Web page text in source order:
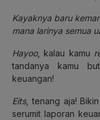
Kayaknya baru
mana larinya semua
Hayoo, kalau kamu
tandanya kamu
keuangan!
Eits, tenang aja!
serumit laporan